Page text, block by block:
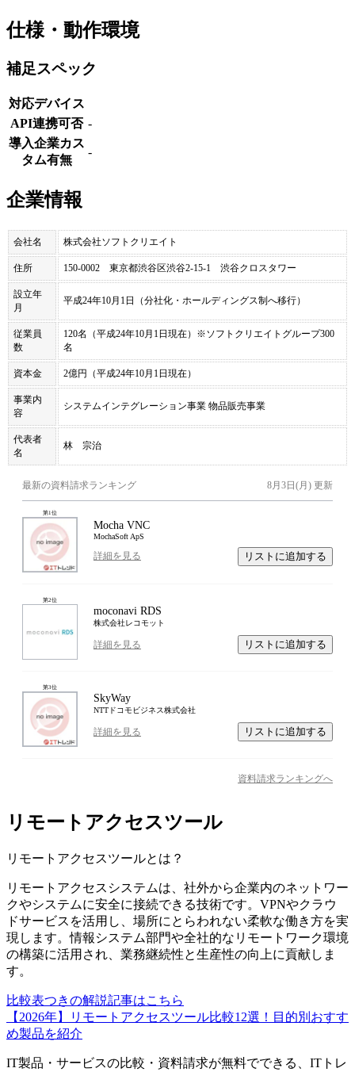
仕様・動作環境
補足スペック
対応デバイス
API連携可否 -
導入企業カス
タム有無
-
企業情報
会社名 株式会社ソフトクリエイト
住所 150-0002 東京都渋谷区渋谷2-15-1 渋谷クロスタワー
設立年
月
平成24年10月1日（分社化・ホールディングス制へ移行）
従業員
数
120名（平成24年10月1日現在）※ソフトクリエイトグループ300
名
資本金 2億円（平成24年10月1日現在）
事業内
容
システムインテグレーション事業 物品販売事業
代表者
名
林 宗治
最新の資料請求ランキング 8月3日(月) 更新
第1位
Mocha VNC
MochaSoft ApS
詳細を見る リストに追加する
第2位
moconavi RDS
株式会社レコモット
詳細を見る リストに追加する
第3位
SkyWay
NTTドコモビジネス株式会社
詳細を見る リストに追加する
資料請求ランキングへ
リモートアクセスツール
リモートアクセスツールとは？
リモートアクセスシステムは、社外から企業内のネットワー
クやシステムに安全に接続できる技術です。VPNやクラウ
ドサービスを活用し、場所にとらわれない柔軟な働き方を実
現します。情報システム部門や全社的なリモートワーク環境
の構築に活用され、業務継続性と生産性の向上に貢献しま
す。
比較表つきの解説記事はこちら
【2026年】リモートアクセスツール比較12選！目的別おすす
め製品を紹介
IT製品・サービスの比較・資料請求が無料でできる、ITトレ